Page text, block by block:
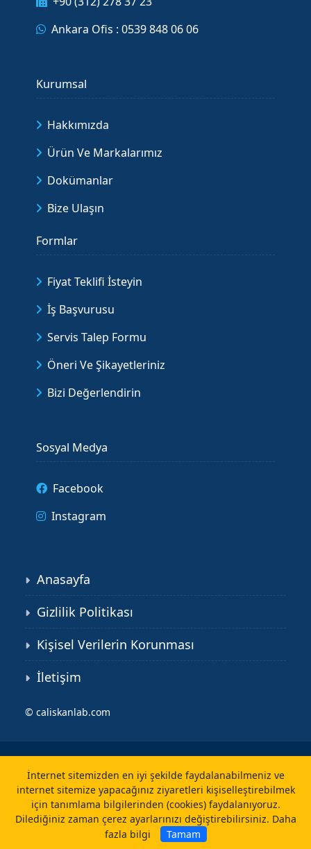
Ankara Ofis : 0539 848 06 06
Kurumsal
Hakkımızda
Ürün Ve Markalarımız
Dokümanlar
Bize Ulaşın
Formlar
Fiyat Teklifi İsteyin
İş Başvurusu
Servis Talep Formu
Öneri Ve Şikayetleriniz
Bizi Değerlendirin
Sosyal Medya
Facebook
Instagram
Anasayfa
Gizlilik Politikası
Kişisel Verilerin Korunması
İletişim
© caliskanlab.com
İnternet sitemizden en iyi şekilde faydalanabilmeniz ve
internet sitemize yapacağınız ziyaretleri kişiselleştirebilmek
için tanımlama bilgilerinden (cookies) faydalanıyoruz.
Dilediğiniz zaman çerez ayarlarınızı değiştirebilirsiniz. Daha
fazla bilgi
Tamam